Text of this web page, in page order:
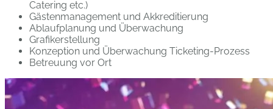
Catering etc.)
Gästenmanagement und Akkreditierung
Ablaufplanung und Überwachung
Grafikerstellung
Konzeption und Überwachung Ticketing-Prozess
Betreuung vor Ort